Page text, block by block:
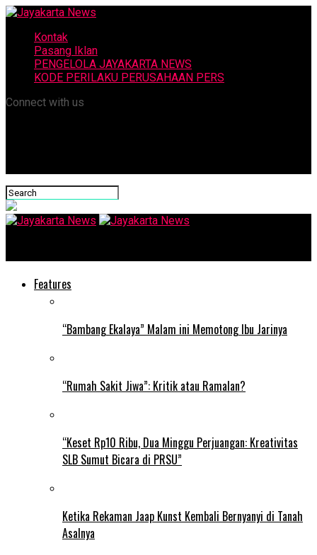
Kontak
Pasang Iklan
PENGELOLA JAYAKARTA NEWS
KODE PERILAKU PERUSAHAAN PERS
Connect with us
Features
“Bambang Ekalaya” Malam ini Memotong Ibu Jarinya
“Rumah Sakit Jiwa”: Kritik atau Ramalan?
“Keset Rp10 Ribu, Dua Minggu Perjuangan: Kreativitas
SLB Sumut Bicara di PRSU”
Ketika Rekaman Jaap Kunst Kembali Bernyanyi di Tanah
Asalnya